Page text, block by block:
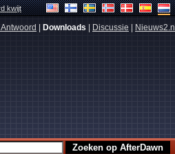
kwijt
Downloads Discussie Nieuws2.nl